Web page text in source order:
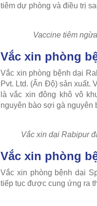
tiêm dự phòng và điều trị
Vaccine tiêm
Vắc xin phòng
Vắc xin phòng bệnh dại
Pvt. Ltd. (Ấn Độ) sản xuất.
là vắc xin đông khô vô
nguyên bào sợi gà nguyên
Vắc xin dại Rabipur
Vắc xin phòng
Vắc xin phòng bệnh dại
tiếp tục được cung ứng ra